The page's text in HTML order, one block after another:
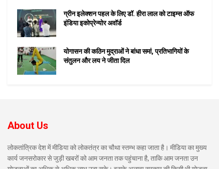
ग्रीन इलेक्शन पहल के लिए डॉ. हीरा लाल को टाइम्स ऑफ
इंडिया इकोप्रेन्योर अवॉर्ड
योगासन की कठिन मुद्राओं ने बांधा समां, प्रतिभागियों के
संतुलन और लय ने जीता दिल
About Us
लोकतांत्रिक देश में मीडिया को लोकतंत्र का चौथा स्तम्भ कहा जाता है। मीडिया का मुख्य
कार्य जनसरोकार से जुड़ी खबरों को आम जनता तक पहुंचाना है, ताकि आम जनता उन